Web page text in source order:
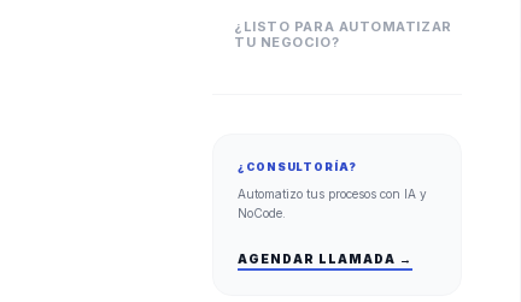
¿LISTO PARA AUTOMATIZAR
TU NEGOCIO?
¿CONSULTORÍA?
Automatizo tus procesos con IA y
NoCode.
AGENDAR LLAMADA →